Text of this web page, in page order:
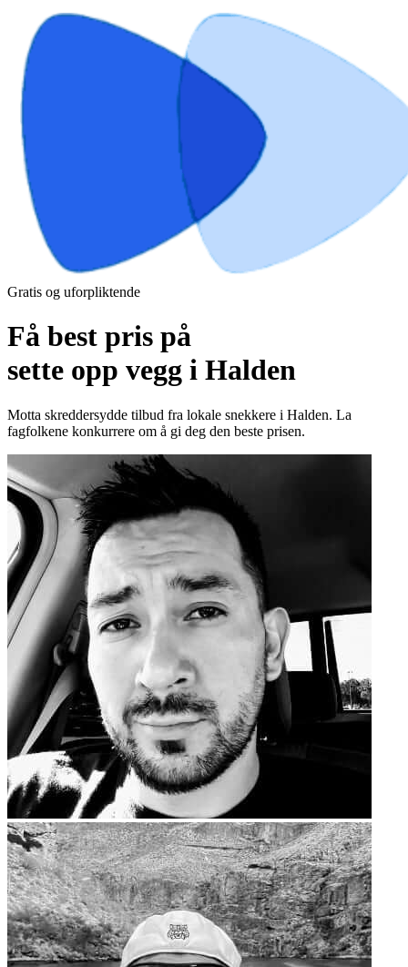
Gratis og uforpliktende
Få best pris på
sette opp vegg i Halden
Motta skreddersydde tilbud fra lokale snekkere i Halden. La
fagfolkene konkurrere om å gi deg den beste prisen.